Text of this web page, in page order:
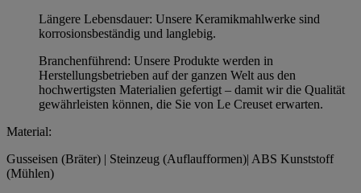
Längere Lebensdauer: Unsere Keramikmahlwerke sind
korrosionsbeständig und langlebig.
Branchenführend: Unsere Produkte werden in
Herstellungsbetrieben auf der ganzen Welt aus den
hochwertigsten Materialien gefertigt – damit wir die Qualität
gewährleisten können, die Sie von Le Creuset erwarten.
Material:
Gusseisen (Bräter) | Steinzeug (Auflaufformen)| ABS Kunststoff
(Mühlen)